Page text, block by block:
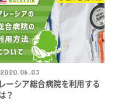
2020.06.03
ーシア総合病院を利用する
？